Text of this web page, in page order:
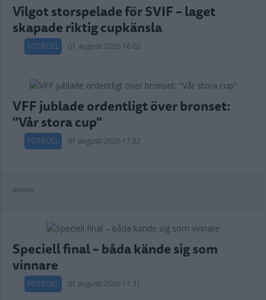
Vilgot storspelade för SVIF – laget
skapade riktig cupkänsla
FOTBOLL 01 augusti 2026 18.03
VFF jublade ordentligt över bronset:
"Vår stora cup"
FOTBOLL 01 augusti 2026 17.52
Annons:
Speciell final – båda kände sig som
vinnare
FOTBOLL 01 augusti 2026 17.31